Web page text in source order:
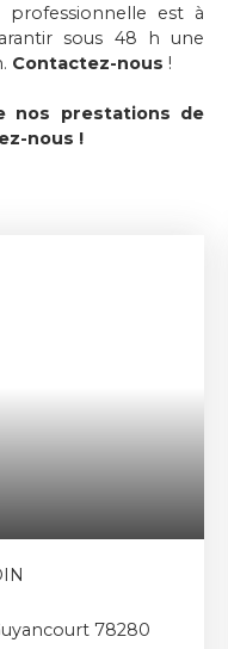
est à
sous 48 h une
Contactez-nous !
nos prestations de
nous !
78280